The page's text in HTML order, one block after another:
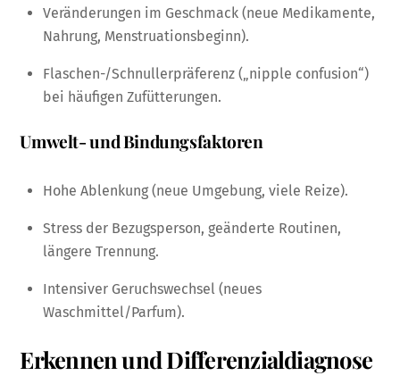
Veränderungen im Geschmack (neue Medikamente,
Nahrung, Menstruationsbeginn).
Flaschen-/Schnullerpräferenz („nipple confusion“)
bei häufigen Zufütterungen.
Umwelt- und Bindungsfaktoren
Hohe Ablenkung (neue Umgebung, viele Reize).
Stress der Bezugsperson, geänderte Routinen,
längere Trennung.
Intensiver Geruchswechsel (neues
Waschmittel/Parfum).
Erkennen und Differenzialdiagnose